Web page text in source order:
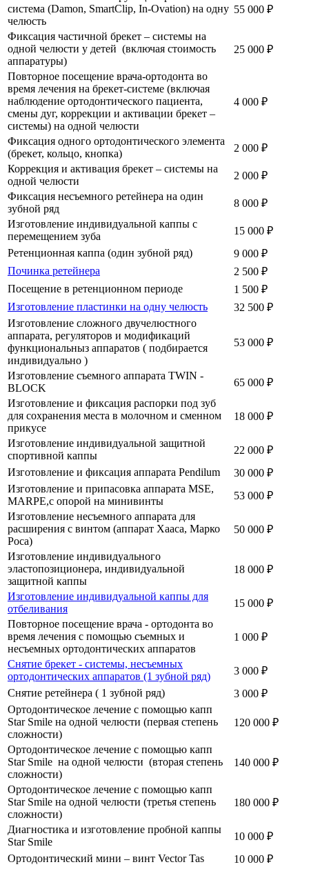
система (Damon, SmartClip, In-Ovation) на одну
челюсть
55 000 ₽
Фиксация частичной брекет – системы на
одной челюсти у детей (включая стоимость
аппаратуры)
25 000 ₽
Повторное посещение врача-ортодонта во
время лечения на брекет-системе (включая
наблюдение ортодонтического пациента,
смены дуг, коррекции и активации брекет –
системы) на одной челюсти
4 000 ₽
Фиксация одного ортодонтического элемента
(брекет, кольцо, кнопка)
2 000 ₽
Коррекция и активация брекет – системы на
одной челюсти
2 000 ₽
Фиксация несъемного ретейнера на один
зубной ряд
8 000 ₽
Изготовление индивидуальной каппы с
перемещением зуба
15 000 ₽
Ретенционная каппа (один зубной ряд)
9 000 ₽
Починка ретейнера
2 500 ₽
Посещение в ретенционном периоде
1 500 ₽
Изготовление пластинки на одну челюсть
32 500 ₽
Изготовление сложного двучелюстного
аппарата, регуляторов и модификаций
функциональныз аппаратов ( подбирается
индивидуально )
53 000 ₽
Изготовление съемного аппарата TWIN -
BLOCK
65 000 ₽
Изготовление и фиксация распорки под зуб
для сохранения места в молочном и сменном
прикусе
18 000 ₽
Изготовление индивидуальной защитной
спортивной каппы
22 000 ₽
Изготовление и фиксация аппарата Pendilum
30 000 ₽
Изготовление и припасовка аппарата MSE,
MARPE,с опорой на минивинты
53 000 ₽
Изготовление несъемного аппарата для
расширения с винтом (аппарат Хааса, Марко
Роса)
50 000 ₽
Изготовление индивидуального
эластопозиционера, индивидуальной
защитной каппы
18 000 ₽
Изготовление индивидуальной каппы для
отбеливания
15 000 ₽
Повторное посещение врача - ортодонта во
время лечения с помощью съемных и
несъемных ортодонтических аппаратов
1 000 ₽
Снятие брекет - системы, несъемных
ортодонтических аппаратов (1 зубной ряд)
3 000 ₽
Снятие ретейнера ( 1 зубной ряд)
3 000 ₽
Ортодонтическое лечение с помощью капп
Star Smile на одной челюсти (первая степень
сложности)
120 000 ₽
Ортодонтическое лечение с помощью капп
Star Smile на одной челюсти (вторая степень
сложности)
140 000 ₽
Ортодонтическое лечение с помощью капп
Star Smile на одной челюсти (третья степень
сложности)
180 000 ₽
Диагностика и изготовление пробной каппы
Star Smile
10 000 ₽
Ортодонтический мини – винт Vector Tas
10 000 ₽